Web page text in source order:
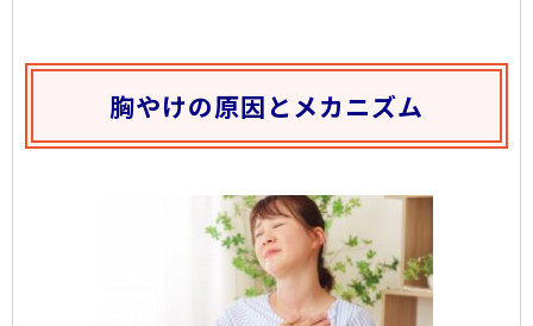
胸やけの原因とメカニズム